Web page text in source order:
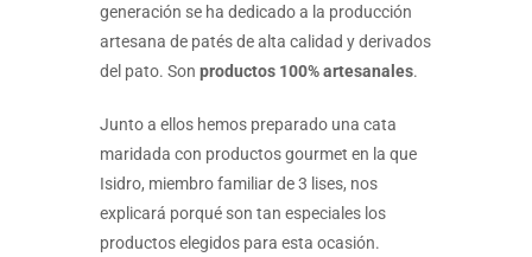
generación se ha dedicado a la producción
artesana de patés de alta calidad y derivados
del pato. Son productos 100% artesanales.
Junto a ellos hemos preparado una cata
maridada con productos gourmet en la que
Isidro, miembro familiar de 3 lises, nos
explicará porqué son tan especiales los
productos elegidos para esta ocasión.